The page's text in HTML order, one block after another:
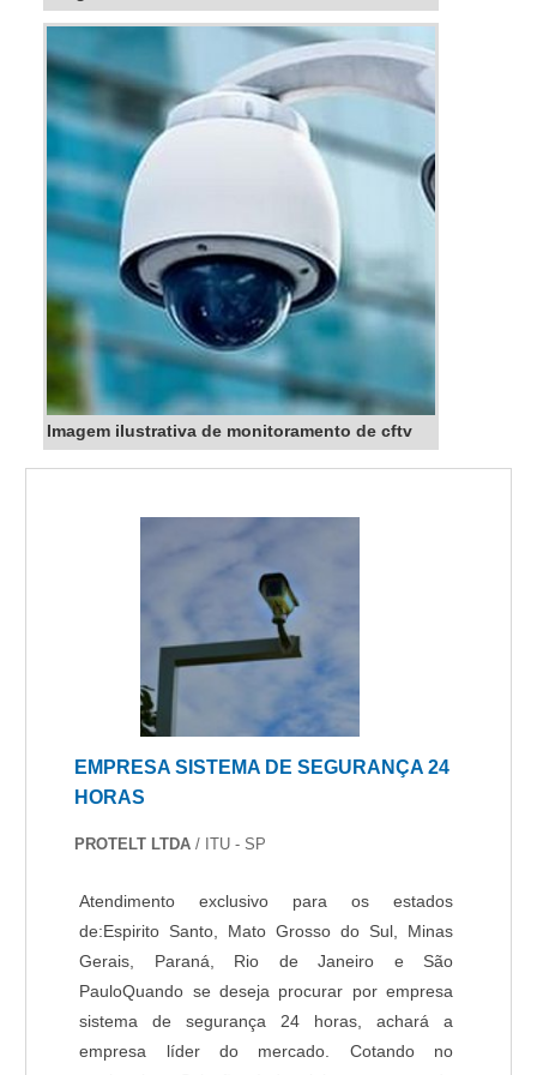
Imagem ilustrativa de monitoramento de cftv
EMPRESA SISTEMA DE SEGURANÇA 24
HORAS
PROTELT LTDA / ITU - SP
Atendimento exclusivo para os estados
de:Espirito Santo, Mato Grosso do Sul, Minas
Gerais, Paraná, Rio de Janeiro e São
PauloQuando se deseja procurar por empresa
sistema de segurança 24 horas, achará a
empresa líder do mercado. Cotando no